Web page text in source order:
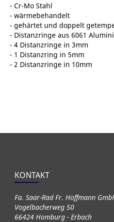
- Cr-Mo Stahl
- wärmebehandelt
- gehärtet und doppelt
- Distanzringe aus 6061
- 4 Distanzringe in 3mm
- 1 Distanzring in 5mm
- 2 Distanzringe in 10mm
KONTAKT
Fa. Saar-Rad Fr. Hoffmann
Vogelbacherweg 50
66424 Homburg - Erbach